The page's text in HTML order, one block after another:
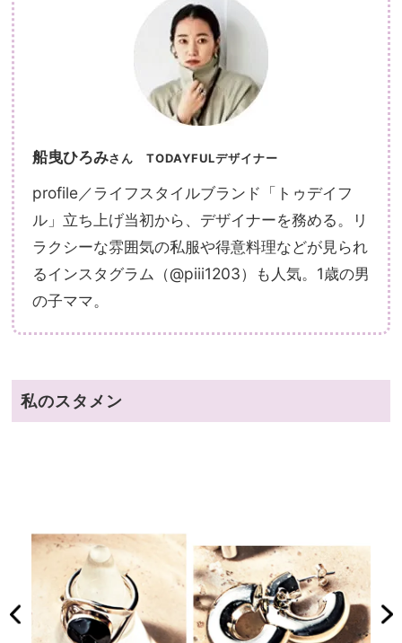
船曳ひろみさん TODAYFULデザイナー
profile／ライフスタイルブランド「トゥデイフ
ル」立ち上げ当初から、デザイナーを務める。リ
ラクシーな雰囲気の私服や得意料理などが見られ
るインスタグラム（@piii1203）も人気。1歳の男
の子ママ。
私のスタメン